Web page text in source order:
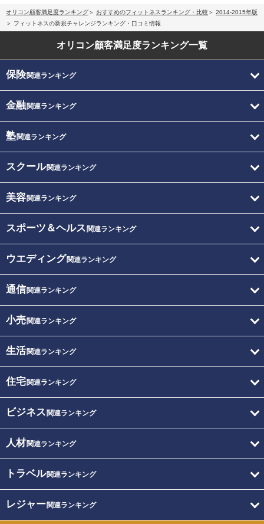
オリコン顧客満足度ランキング おすすめのフィットネスランキング・比較
2014-2015年版
フィットネスの新規チャレンジランキング・口コミ情報
オリコン顧客満足度ランキング一覧
保険関連ランキング
金融関連ランキング
塾関連ランキング
スクール関連ランキング
美容関連ランキング
スポーツ＆ヘルス 関連ランキング
ウエディング関連ランキング
通信関連ランキング
小売関連ランキング
生活関連ランキング
住宅関連ランキング
ビジネス 関連ランキング
人材関連ランキング
トラベル関連ランキング
レジャー関連ランキング